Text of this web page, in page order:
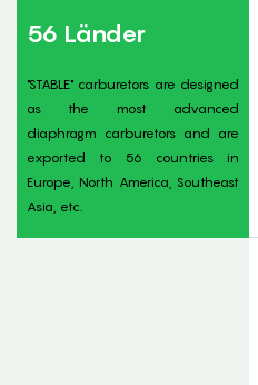
56 Länder
"STABLE" carburetors are designed
as the most advanced
diaphragm carburetors and are
exported to 56 countries in
Europe, North America, Southeast
Asia, etc.